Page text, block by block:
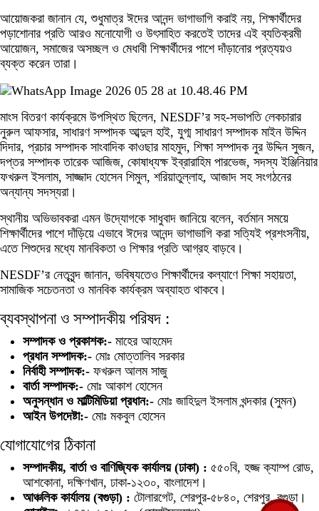
আয়োজকরা জানান যে, শুধুমাত্র ঈদের আনন্দ ভাগাভাগি করাই নয়, শিক্ষার্থীদের
পড়াশোনার প্রতি আরও মনোযোগী ও উৎসাহিত করতেই তাদের এই ব্যতিক্রমী
আয়োজন, সমাজের অসচ্ছল ও মেধাবী শিক্ষার্থীদের পাশে দাঁড়ানোর প্রত্যয়ও
ব্যক্ত করেন তারা।
মাংস বিতরণ কার্যক্রমে উপস্থিত ছিলেন, NESDF’র সহ-সভাপতি লেকচারার
নুরুল আফসার, সাধারণ সম্পাদক আব্দুল হাই, যুগ্ম সাধারণ সম্পাদক মাইন উদ্দিন
দিদার, প্রচার সম্পাদক সাংবাদিক কাওছার মাহমুদ, শিক্ষা সম্পাদক নুর উদ্দিন সুজন,
দপ্তর সম্পাদক তারেক আজিজ, কোষাধ্যক্ষ ইব্রারাহিম পারভেজ, সদস্য ইঞ্জিনিয়ার
ফখরুল ইসলাম, সাজ্জাদ হোসেন শিমুল, শরিয়াতুল্লাহ, আজাদ সহ সংগঠনের
অন্যান্য সদস্যরা।
স্থানীয় অভিভাবকরা এমন উদ্যোগকে সাধুবাদ জানিয়ে বলেন, বর্তমান সময়ে
শিক্ষার্থীদের পাশে দাঁড়িয়ে এভাবে ঈদের আনন্দ ভাগাভাগি করা সত্যিই প্রশংসনীয়,
এতে শিশুদের মধ্যে মানবিকতা ও শিক্ষার প্রতি আগ্রহ বাড়বে।
NESDF’র নেতৃবৃন্দ জানান, ভবিষ্যতেও শিক্ষার্থীদের কল্যাণে শিক্ষা সহায়তা,
সামাজিক সচেতনতা ও মানবিক কার্যক্রম অব্যাহত থাকবে।
ব্যবস্থাপনা ও সম্পাদকীয় পরিষদ :
সম্পাদক ও প্রকাশক:- মাহের আহমেদ
প্রধান সম্পাদক:- মোঃ মোত্তালিব সরকার
নির্বাহী সম্পাদক:- ফখরুল আলম সাজু
বার্তা সম্পাদক:- মোঃ আকাশ হোসেন
অনুসন্ধান ও মাল্টিমিডিয়া প্রধান:- মোঃ জাহিদুল ইসলাম খন্দকার (সুমন)
আইন উপদেষ্টা:- মোঃ মকবুল হোসেন
যোগাযোগের ঠিকানা
সম্পাদকীয়, বার্তা ও বাণিজ্যিক কার্যালয় (ঢাকা) : ৫৫০বি, হজ্জ ক্যাম্প রোড,
আশকোনা, দক্ষিণখান, ঢাকা-১২৩০, বাংলাদেশ।
আঞ্চলিক কার্যালয় (বগুড়া) : টোলারগেট, শেরপুর-৫৮৪০, শেরপুর, বগুড়া।